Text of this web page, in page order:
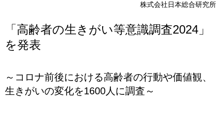
株式会社日本総合研究所
「高齢者の生きがい等意識調査2024」
を発表
～コロナ前後における高齢者の行動や価値観、
生きがいの変化を1600人に調査～